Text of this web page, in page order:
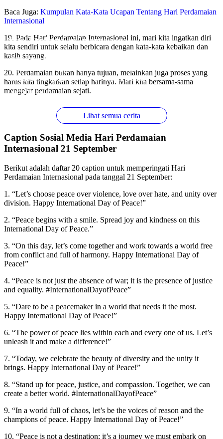
Baca Juga: Kumpulan Kata-Kata Ucapan Tentang Hari Perdamaian
Internasional
19. Pada Hari Perdamaian Internasional ini, mari kita ingatkan diri
kita sendiri untuk selalu berbicara dengan kata-kata kebaikan dan
kasih sayang.
20. Perdamaian bukan hanya tujuan, melainkan juga proses yang
harus kita tingkatkan setiap harinya. Mari kita bersama-sama
mengejar perdamaian sejati.
Hari Perdamaian Internasional
Hari Perdamaian Internasional diperingati setiap tanggal 21
September sebagai upaya untuk mempromosikan perdamaian
dan menghentikan konflik di seluruh dunia.
Oleh Endik Eko
Lihat semua cerita
Caption Sosial Media Hari Perdamaian
Internasional 21 September
Berikut adalah daftar 20 caption untuk memperingati Hari
Perdamaian Internasional pada tanggal 21 September:
1. “Let’s choose peace over violence, love over hate, and unity over
division. Happy International Day of Peace!”
2. “Peace begins with a smile. Spread joy and kindness on this
International Day of Peace.”
3. “On this day, let’s come together and work towards a world free
from conflict and full of harmony. Happy International Day of
Peace!”
4. “Peace is not just the absence of war; it is the presence of justice
and equality. #InternationalDayofPeace”
5. “Dare to be a peacemaker in a world that needs it the most.
Happy International Day of Peace!”
6. “The power of peace lies within each and every one of us. Let’s
unleash it and make a difference!”
7. “Today, we celebrate the beauty of diversity and the unity it
brings. Happy International Day of Peace!”
8. “Stand up for peace, justice, and compassion. Together, we can
create a better world. #InternationalDayofPeace”
9. “In a world full of chaos, let’s be the voices of reason and the
champions of peace. Happy International Day of Peace!”
10. “Peace is not a destination; it’s a journey we must embark on